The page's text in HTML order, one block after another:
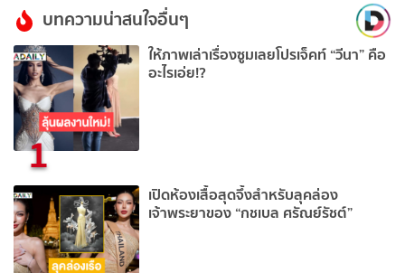
บทความน่าสนใจอื่นๆ
1
ให้ภาพเล่าเรื่องซูมเลยโปรเจ็คท์ “วีนา” คือ
อะไรเอ่ย!?
เปิดห้องเสื้อสุดจึ้งสำหรับลุคล่อง
เจ้าพระยาของ “กชเบล ศรัณย์รัชต์”